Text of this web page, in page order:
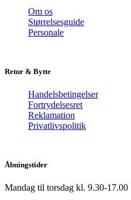
Om os
Størrelsesguide
Personale
Retur & Bytte
Handelsbetingelser
Fortrydelsesret
Reklamation
Privatlivspolitik
Åbningstider
Mandag til torsdag kl. 9.30-17.00